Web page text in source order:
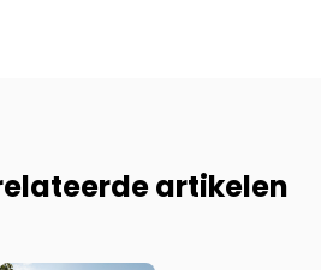
artikelen